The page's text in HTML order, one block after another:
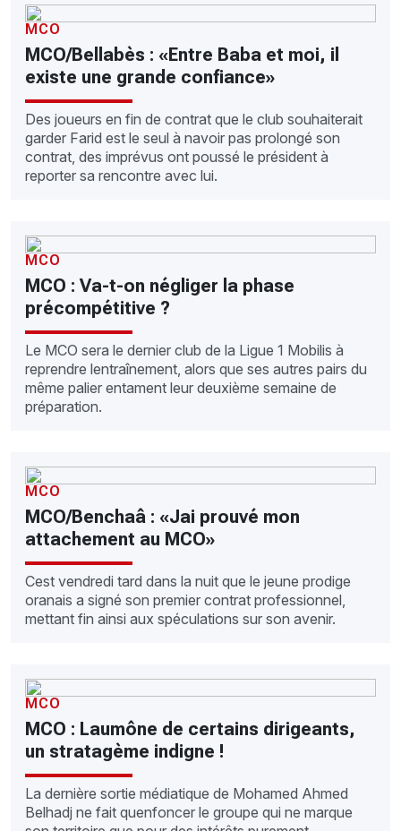
MCO
MCO/Bellabès : «Entre Baba et moi, il
existe une grande confiance»
Des joueurs en fin de contrat que le club souhaiterait
garder Farid est le seul à navoir pas prolongé son
contrat, des imprévus ont poussé le président à
reporter sa rencontre avec lui.
MCO
MCO : Va-t-on négliger la phase
précompétitive ?
Le MCO sera le dernier club de la Ligue 1 Mobilis à
reprendre lentraînement, alors que ses autres pairs du
même palier entament leur deuxième semaine de
préparation.
MCO
MCO/Benchaâ : «Jai prouvé mon
attachement au MCO»
Cest vendredi tard dans la nuit que le jeune prodige
oranais a signé son premier contrat professionnel,
mettant fin ainsi aux spéculations sur son avenir.
MCO
MCO : Laumône de certains dirigeants,
un stratagème indigne !
La dernière sortie médiatique de Mohamed Ahmed
Belhadj ne fait quenfoncer le groupe qui ne marque